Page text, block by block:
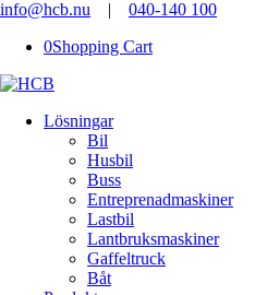
info@hcb.nu | 040-140 100
0Shopping Cart
Lösningar
Bil
Husbil
Buss
Entreprenadmaskiner
Lastbil
Lantbruksmaskiner
Gaffeltruck
Båt